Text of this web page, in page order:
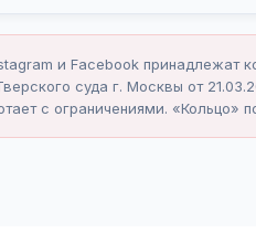
и Facebook принадлежат
суда г. Москвы от
с ограничениями. «Кольцо»